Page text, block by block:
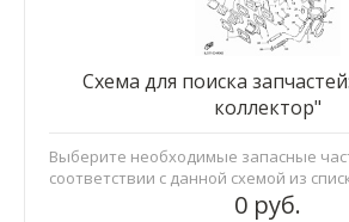
0 руб.
Схема для поиска
коллектор"
Выберите необходимые запасные
соответствии с данной схемой из